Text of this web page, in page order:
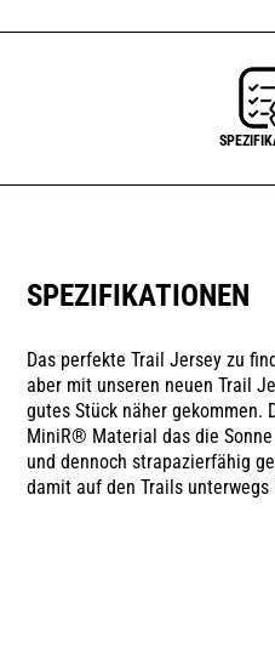
SPEZIFIKATIONEN
Das perfekte Trail Jersey zu
aber mit unseren neuen Trail
gutes Stück näher gekommen.
MiniR® Material das die
und dennoch strapazierfähig
damit auf den Trails unterwegs